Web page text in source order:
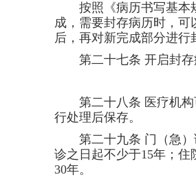
按照《病历书写基本
成，需要封存病历时，
后，再对新完成部分进行
第二十七条 开启封
第二十八条 医疗机
行处理后保存。
第二十九条 门（急
诊之日起不少于15年；
30年。